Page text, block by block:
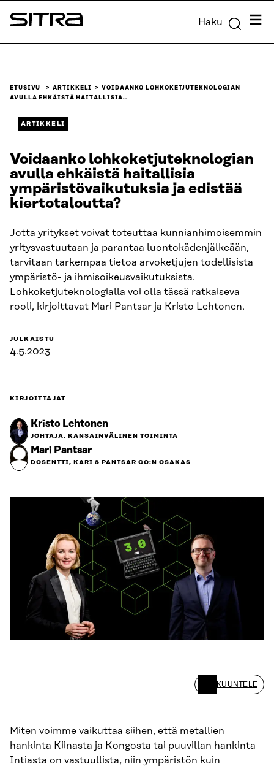
Siirry
suoraan
Sitra Haku
ETUSIVU ARTIKKELI
VOIDAANKO LOHKOKETJUTEKNOLOGIAN
AVULLA EHKÄISTÄ HAITALLISIA…
ARTIKKELI
Voidaanko lohkoketjuteknologian
avulla ehkäistä haitallisia
ympäristövaikutuksia ja edistää
kiertotaloutta?
Jotta yritykset voivat toteuttaa kunnianhimoisemmin
yritysvastuutaan ja parantaa luontokädenjälkeään,
tarvitaan tarkempaa tietoa arvoketjujen todellisista
ympäristö- ja ihmisoikeusvaikutuksista.
Lohkoketjuteknologialla voi olla tässä ratkaiseva
rooli, kirjoittavat Mari Pantsar ja Kristo Lehtonen.
JULKAISTU
4.5.2023
KIRJOITTAJAT
Kristo Lehtonen
JOHTAJA, KANSAINVÄLINEN TOIMINTA
Mari Pantsar
DOSENTTI, KARI & PANTSAR CO:N OSAKAS
KUUNTELE
Miten voimme vaikuttaa siihen, että metallien
hankinta Kiinasta ja Kongosta tai puuvillan hankinta
Intiasta on vastuullista, niin ympäristön kuin